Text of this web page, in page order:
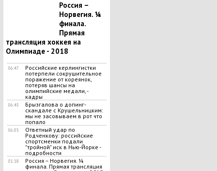
Россия –
Норвегия. ¼
финала.
Прямая
трансляция хоккея на
Олимпиаде - 2018
06:47
​Российские керлингистки
потерпели сокрушительное
поражение от кореянок,
потеряв шансы на
олимпийские медали, -
кадры
06:45
Брызгалова о допинг-
скандале с Крушельницким:
мы не засовываем в рот что
попало
06:05
Ответный удар по
Родченкову: российские
спортсменки подали
"тройной" иск в Нью-Йорке -
подробности
01:18
Россия – Норвегия. ¼
финала. Прямая трансляция